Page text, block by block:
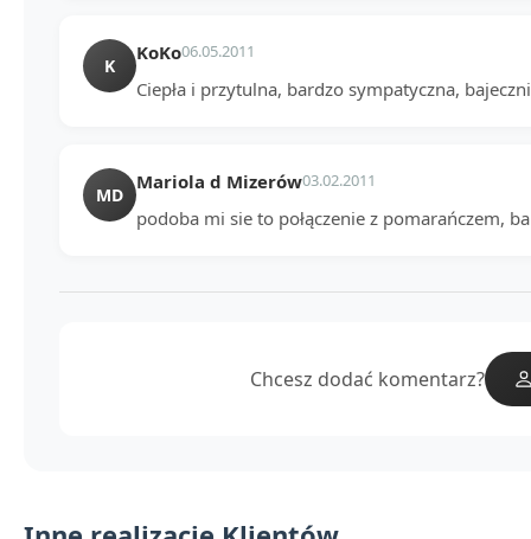
K
KoKo06.05.2011
Ciepła i przytulna, bardzo sympatyczna,
MD
Mariola d Mizerów03.02.2011
podoba mi sie to połączenie z pomarańczem,
Chcesz dodać komentarz?